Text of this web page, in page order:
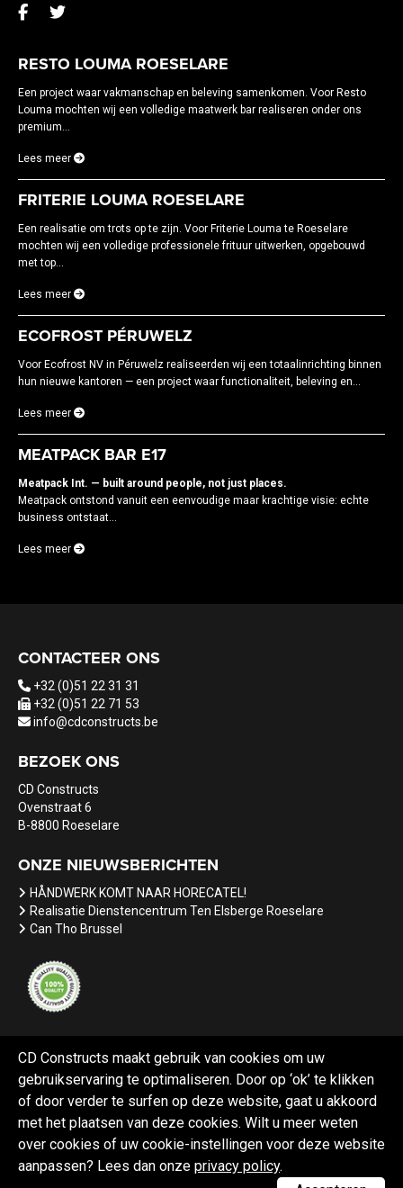
CD Constructs maakt gebruik van cookies om uw
gebruikservaring te optimaliseren. Door op ‘ok’ te klikken
of door verder te surfen op deze website, gaat u akkoord
met het plaatsen van deze cookies. Wilt u meer weten
over cookies of uw cookie-instellingen voor deze website
aanpassen? Lees dan onze privacy policy.
RESTO LOUMA ROESELARE
Een project waar vakmanschap en beleving samenkomen. Voor Resto
Louma mochten wij een volledige maatwerk bar realiseren onder ons
premium...
Lees meer
FRITERIE LOUMA ROESELARE
Een realisatie om trots op te zijn. Voor Friterie Louma te Roeselare
mochten wij een volledige professionele frituur uitwerken, opgebouwd
met top...
Lees meer
ECOFROST PÉRUWELZ
Voor Ecofrost NV in Péruwelz realiseerden wij een totaalinrichting binnen
hun nieuwe kantoren — een project waar functionaliteit, beleving en...
Lees meer
MEATPACK BAR E17
Meatpack Int. — built around people, not just places.
Meatpack ontstond vanuit een eenvoudige maar krachtige visie: echte
business ontstaat...
Lees meer
CONTACTEER ONS
+32 (0)51 22 31 31
+32 (0)51 22 71 53
info@cdconstructs.be
BEZOEK ONS
CD Constructs
Ovenstraat 6
B-8800 Roeselare
ONZE NIEUWSBERICHTEN
HÅNDWERK KOMT NAAR HORECATEL!
Realisatie Dienstencentrum Ten Elsberge Roeselare
Can Tho Brussel
Referenties Nieuws Vacatures
Webdesign Black Lion